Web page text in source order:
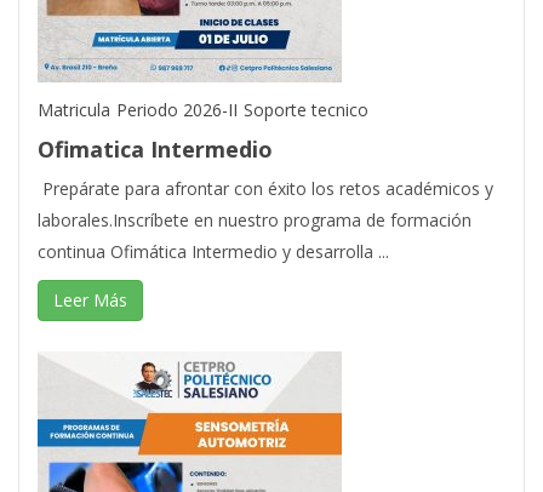
Matricula Periodo 2026-II Soporte tecnico
Ofimatica Intermedio
Prepárate para afrontar con éxito los retos académicos y
laborales.Inscríbete en nuestro programa de formación
continua Ofimática Intermedio y desarrolla ...
Leer Más